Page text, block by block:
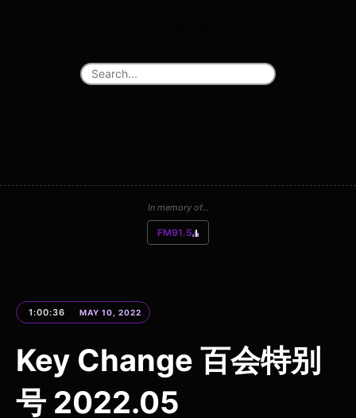
In memory of...
FM91.5
1:00:36 MAY 10, 2022
Key Change 百会特别
号 2022.05